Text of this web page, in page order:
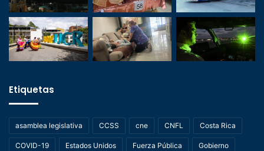
Etiquetas
asamblea legislativa CCSS cne CNFL Costa Rica
COVID-19 Estados Unidos Fuerza Pública Gobierno